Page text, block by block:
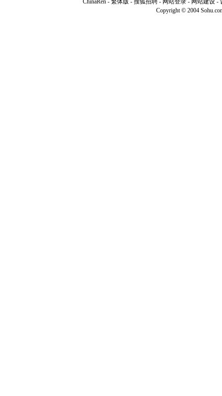
ChinaRen - 繁体版 - 搜狐招聘 - 网站登录 - 网站建设 -
Copyright © 2004